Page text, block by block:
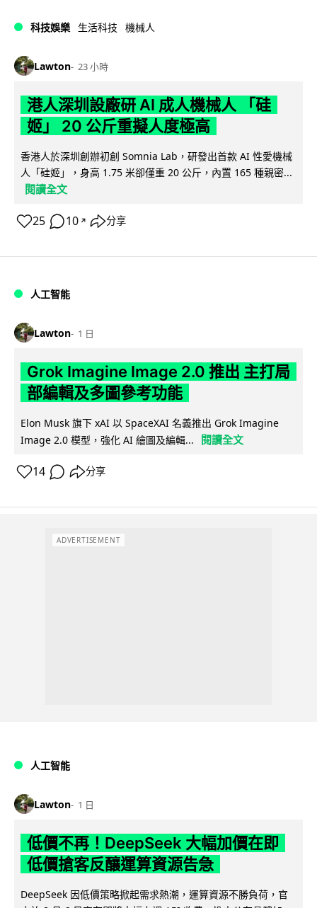
科技娛樂 生活科技 機械人
Lawton 23 小時
港人深圳設廠研 AI 成人機械人 「硅
姬」 20 公斤重擬人度極高
香港人於深圳創辦初創 Somnia Lab，研發出首款 AI 性愛機械
人「硅姬」，身高 1.75 米卻僅重 20 公斤，內置 165 種親密...
閱讀全文
25 10 ↗ 分享
人工智能
Lawton 1 日
Grok Imagine Image 2.0 推出 主打局
部編輯及多圖參考功能
Elon Musk 旗下 xAI 以 SpaceXAI 名義推出 Grok Imagine
Image 2.0 模型，強化 AI 繪圖及編輯...
閱讀全文
14 分享
ADVERTISEMENT
人工智能
Lawton 1 日
低價不再！DeepSeek 大幅加價在即
低價搶客反釀運算資源告急
DeepSeek 因低價策略掀起需求熱潮，運算資源不勝負荷，官